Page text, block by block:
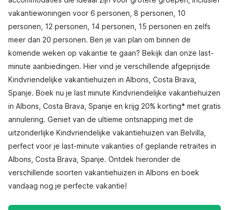
vakantiewoningen voor 6 personen, 8 personen, 10
personen, 12 personen, 14 personen, 15 personen en zelfs
meer dan 20 personen. Ben je van plan om binnen de
komende weken op vakantie te gaan? Bekijk dan onze last-
minute aanbiedingen. Hier vind je verschillende afgeprijsde
Kindvriendelijke vakantiehuizen in Albons, Costa Brava,
Spanje. Boek nu je last minute Kindvriendelijke vakantiehuizen
in Albons, Costa Brava, Spanje en krijg 20% korting* met gratis
annulering. Geniet van de ultieme ontsnapping met de
uitzonderlijke Kindvriendelijke vakantiehuizen van Belvilla,
perfect voor je last-minute vakanties of geplande retraites in
Albons, Costa Brava, Spanje. Ontdek hieronder de
verschillende soorten vakantiehuizen in Albons en boek
vandaag nog je perfecte vakantie!